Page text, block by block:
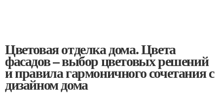
Цветовая отделка дома. Цвета
фасадов – выбор цветовых решений
и правила гармоничного сочетания с
дизайном дома